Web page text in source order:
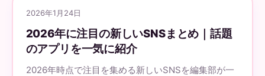
2026年1月24日
2026年に注目の新しいSNSまとめ｜話題
のアプリを一気に紹介
2026年時点で注目を集める新しいSNSを編集部が一